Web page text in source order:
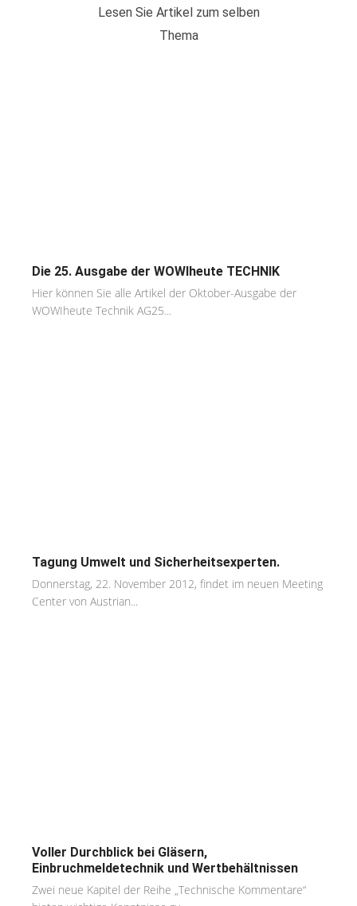
Lesen Sie Artikel zum selben
Thema
Die 25. Ausgabe der WOWIheute TECHNIK
Hier können Sie alle Artikel der Oktober-Ausgabe der
WOWIheute Technik AG25...
Tagung Umwelt und Sicherheitsexperten.
Donnerstag, 22. November 2012, findet im neuen Meeting
Center von Austrian...
Voller Durchblick bei Gläsern,
Einbruchmeldetechnik und Wertbehältnissen
Zwei neue Kapitel der Reihe „Technische Kommentare“